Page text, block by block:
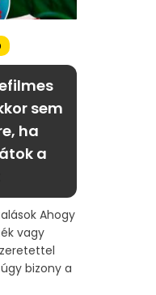
sem
ha
a
Ahogy
vagy
bizony a